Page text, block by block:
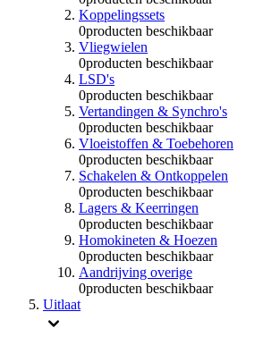
Koppelingssets
0producten beschikbaar
Vliegwielen
0producten beschikbaar
LSD's
0producten beschikbaar
Vertandingen & Synchro's
0producten beschikbaar
Vloeistoffen & Toebehoren
0producten beschikbaar
Schakelen & Ontkoppelen
0producten beschikbaar
Lagers & Keerringen
0producten beschikbaar
Homokineten & Hoezen
0producten beschikbaar
Aandrijving overige
0producten beschikbaar
Uitlaat